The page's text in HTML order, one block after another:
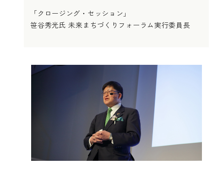
「クロージング・セッション」
笹谷秀光氏 未来まちづくりフォーラム実行委員長